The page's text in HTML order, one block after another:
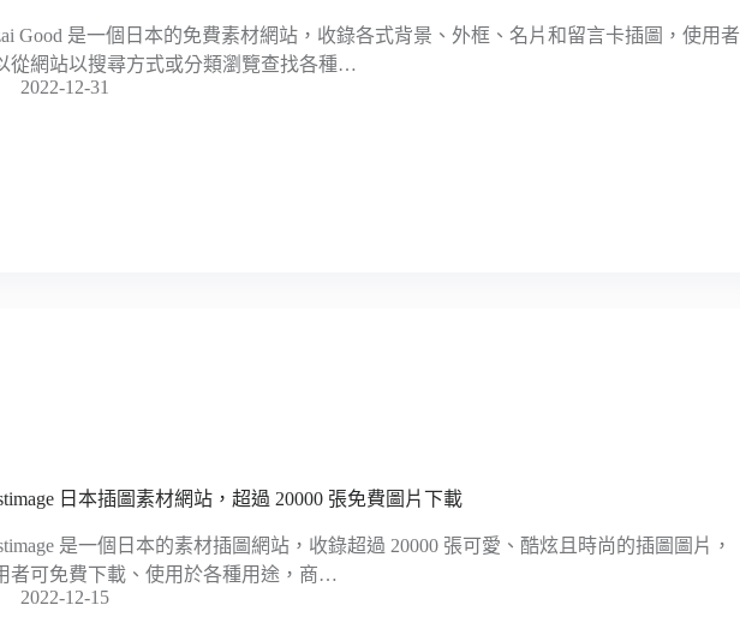
Good 是一個日本的免費素材網站，收錄各式背景、外框、名片和留言卡插圖，使用者
從網站以搜尋方式或分類瀏覽查找各種…
2022-12-31
日本插圖素材網站，超過 20000 張免費圖片下載
是一個日本的素材插圖網站，收錄超過 20000 張可愛、酷炫且時尚的插圖圖片，
者可免費下載、使用於各種用途，商…
2022-12-15